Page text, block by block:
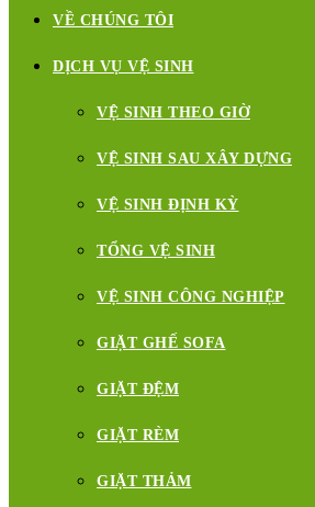
VỀ CHÚNG TÔI
DỊCH VỤ VỆ SINH
VỆ SINH THEO GIỜ
VỆ SINH SAU XÂY DỰNG
VỆ SINH ĐỊNH KỲ
TỔNG VỆ SINH
VỆ SINH CÔNG NGHIỆP
GIẶT GHẾ SOFA
GIẶT ĐỆM
GIẶT RÈM
GIẶT THẢM